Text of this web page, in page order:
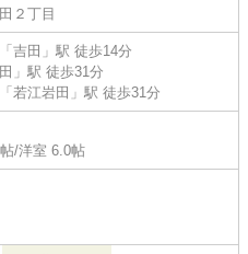
２丁目
「吉田 」駅 徒歩14分
」駅 徒歩31分
「若江岩田 」駅 徒歩31分
/洋室 6.0帖